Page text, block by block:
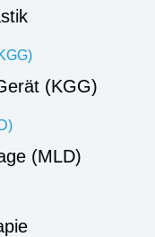
(KGG)
(MLD)